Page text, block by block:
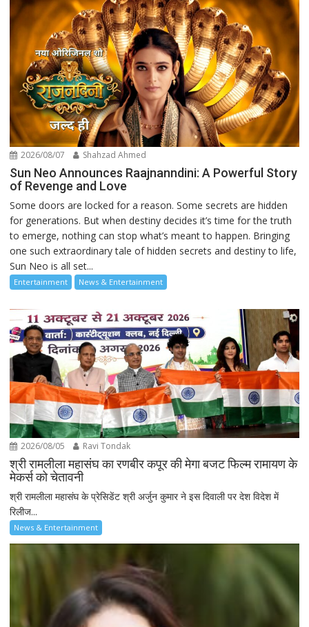
2026/08/07 Shahzad Ahmed
Sun Neo Announces Raajnanndini: A Powerful Story
of Revenge and Love
Some doors are locked for a reason. Some secrets are hidden
for generations. But when destiny decides it’s time for the truth
to emerge, nothing can stop what’s meant to happen. Bringing
one such extraordinary tale of hidden secrets and destiny to life,
Sun Neo is all set...
Entertainment News & Entertainment
2026/08/05 Ravi Tondak
श्री रामलीला महासंघ का रणबीर कपूर की मेगा बजट फिल्म रामायण के
मेकर्स को चेतावनी
श्री रामलीला महासंघ के प्रेसिडेंट श्री अर्जुन कुमार ने इस दिवाली पर देश विदेश में
रिलीज...
News & Entertainment